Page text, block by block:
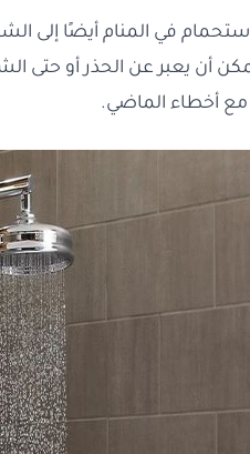
في المنام أيضًا إلى
أن يعبر عن الحذر أو حتى
مع أخطاء الماضي.